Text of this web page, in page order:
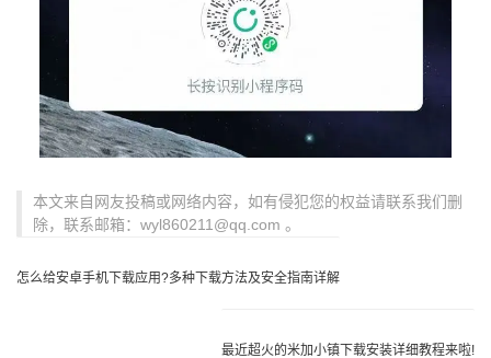
本文来自网友投稿或网络内容，如有侵犯您的权益请联系我们删
除，联系邮箱：wyl860211@qq.com 。
怎么给安卓手机下载应用?多种下载方法及安全指南详解
最近超火的米加小镇下载安装详细教程来啦!